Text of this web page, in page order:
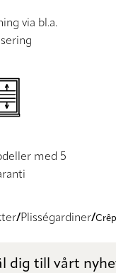
via bl.a.
med 5
Plisségardiner
dig till vårt